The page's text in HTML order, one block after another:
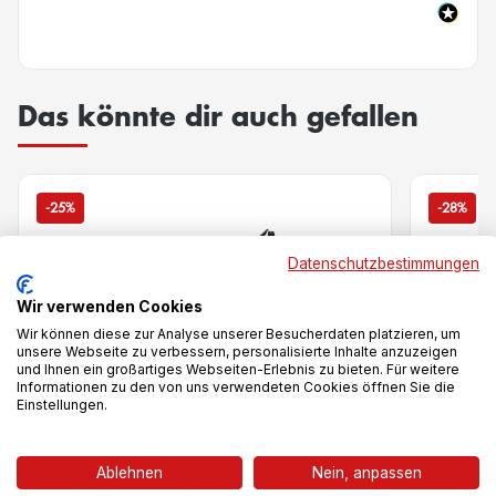
Das könnte dir auch gefallen
-25%
Vergleich
-28%
Datenschutzbestimmungen
Wir verwenden Cookies
Wir können diese zur Analyse unserer Besucherdaten platzieren, um
unsere Webseite zu verbessern, personalisierte Inhalte anzuzeigen
und Ihnen ein großartiges Webseiten-Erlebnis zu bieten. Für weitere
Informationen zu den von uns verwendeten Cookies öffnen Sie die
Einstellungen.
Ablehnen Nein, anpassen